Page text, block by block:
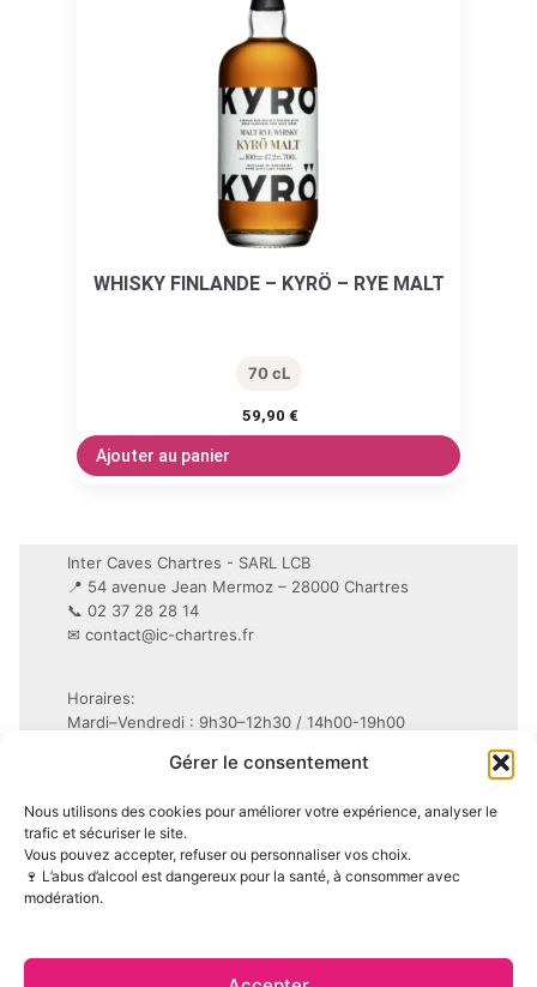
Gérer le consentement
Nous utilisons des cookies pour améliorer votre expérience, analyser le
trafic et sécuriser le site.
Vous pouvez accepter, refuser ou personnaliser vos choix.
🍷 L’abus d’alcool est dangereux pour la santé, à consommer avec
modération.
WHISKY FINLANDE – KYRÖ – RYE MALT
70 cL
59,90 €
Ajouter au panier
Inter Caves Chartres - SARL LCB
📍 54 avenue Jean Mermoz – 28000 Chartres
📞 02 37 28 28 14
✉ contact@ic-chartres.fr
Horaires:
Mardi–Vendredi : 9h30–12h30 / 14h00-19h00
Conditions Générales de Vente (CGV)
Mentions légales
Politique de confidentialité (RGPD)
Politique de cookies (UE)